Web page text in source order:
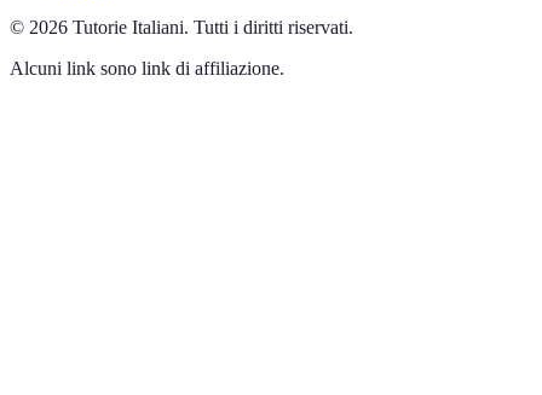
© 2026 Tutorie Italiani. Tutti i diritti riservati.
Alcuni link sono link di affiliazione.